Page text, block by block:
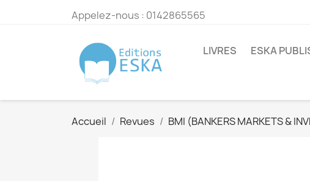
Appelez-nous : 0142865565
LIVRES ESKA
Accueil Revues BMI (BANKERS MARKETS &